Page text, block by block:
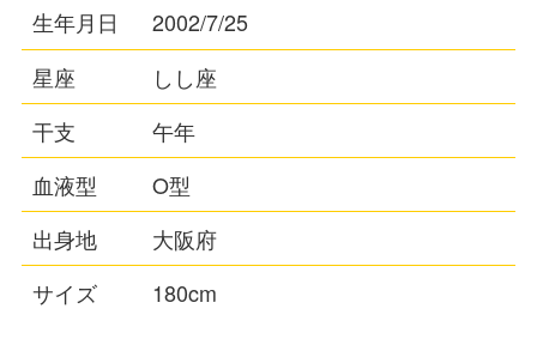
生年月日
2002/7/25
星座
しし座
干支
午年
血液型
O型
出身地
大阪府
サイズ
180cm